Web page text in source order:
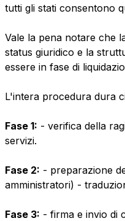
tutti gli stati consentono
Vale la pena notare che
status giuridico e la
essere in fase di
L'intera procedura dura
Fase 1: - verifica della
servizi.
Fase 2: - preparazione
amministratori) -
Fase 3: - firma e invio di